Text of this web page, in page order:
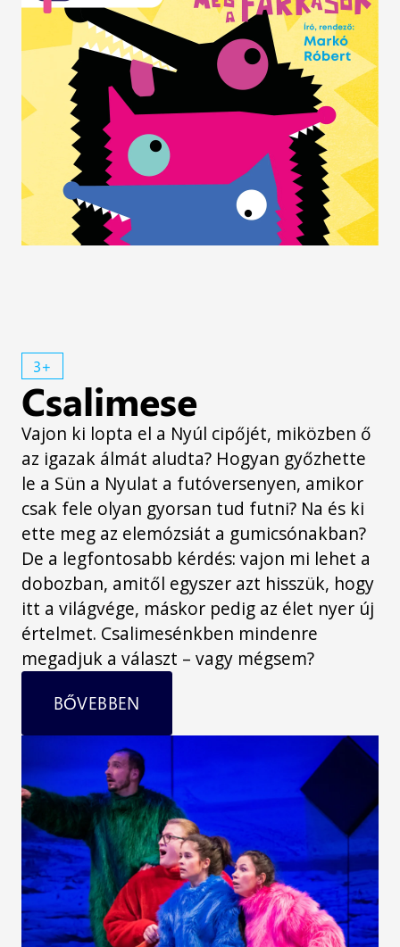
3+
Csalimese
Vajon ki lopta el a Nyúl cipőjét, miközben ő
az igazak álmát aludta? Hogyan győzhette
le a Sün a Nyulat a futóversenyen, amikor
csak fele olyan gyorsan tud futni? Na és ki
ette meg az elemózsiát a gumicsónakban?
De a legfontosabb kérdés: vajon mi lehet a
dobozban, amitől egyszer azt hisszük, hogy
itt a világvége, máskor pedig az élet nyer új
értelmet. Csalimesénkben mindenre
megadjuk a választ – vagy mégsem?
BŐVEBBEN